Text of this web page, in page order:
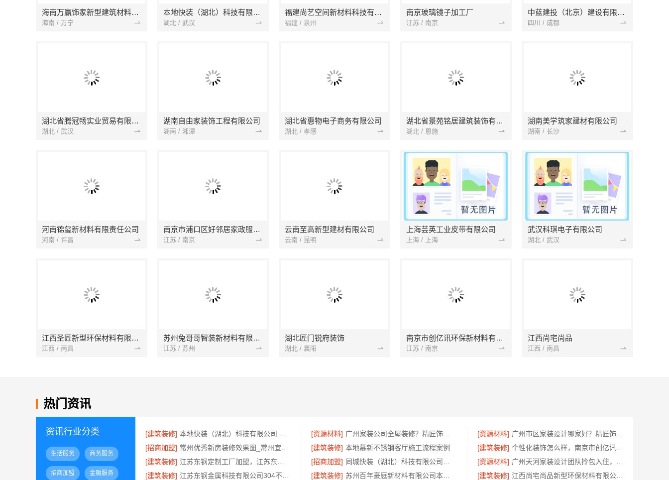
海南万赢饰家新型建筑材料有限公司
海南 / 万宁
本地快装（湖北）科技有限公司
湖北 / 武汉
福建尚艺空间新材料科技有限公司
福建 / 泉州
南京玻璃镜子加工厂
江苏 / 南京
中蓝建投（北京）建设有限公司四川第一分公司
四川 / 成都
湖北省腾冠畅实业贸易有限公司
湖北 / 武汉
湖南自由家装饰工程有限公司
湖南 / 湘潭
湖北省惠物电子商务有限公司
湖北 / 孝感
湖北省景苑铭居建筑装饰有限公司
湖北 / 恩施
湖南美学筑家建材有限公司
湖南 / 长沙
河南锦玺新材料有限责任公司
河南 / 许昌
南京市浦口区好邻居家政服务中心
江苏 / 南京
云南至高新型建材有限公司
云南 / 昆明
上海芸英工业皮带有限公司
上海 / 上海
武汉科琪电子有限公司
湖北 / 武汉
江西圣匠新型环保材料有限公司
江西 / 南昌
苏州兔哥哥智装新材料有限公司
江苏 / 苏州
湖北匠门锐府装饰
湖北 / 襄阳
南京市创亿讯环保新材料有限公司
江苏 / 南京
江西尚宅尚品
江西 / 南昌
热门资讯
资讯行业分类
生活服务 商务服务
招商加盟 金融服务
[建筑装修] [资源材料] [资源材料]
广州市区家装设计哪家好？精匠饰家毛坯房定制专家
[招商加盟]
[建筑装修] 本地慕新不锈钢客厅施工流程案例 [建筑装修]
[建筑装修]
[招商加盟] [资源材料]
[建筑装修]
[建筑装修] [建筑装修]
江西尚宅尚品新型环保材料有限公司-绿色装修简欧口碑